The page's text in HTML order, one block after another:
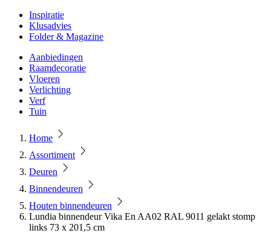
Inspiratie
Klusadvies
Folder & Magazine
Aanbiedingen
Raamdecoratie
Vloeren
Verlichting
Verf
Tuin
Home
Assortiment
Deuren
Binnendeuren
Houten binnendeuren
Lundia binnendeur Vika En AA02 RAL 9011 gelakt stomp
links 73 x 201,5 cm